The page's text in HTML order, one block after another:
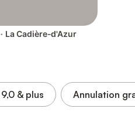
· La Cadière-d'Azur
9,0 & plus Annulation